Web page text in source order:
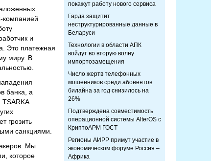
компанией
и
Это платежная
миру. В
банка, а
грозить
санкциями.
Мы
которое
покажут работу нового сервиса
Гарда защитит
неструктурированные данные в
Беларуси
Технологии в области АПК
войдут во вторую волну
импортозамещения
Число жертв телефонных
мошенников среди абонентов
билайна за год снизилось на
26%
Подтверждена совместимость
операционной системы AlterOS с
КриптоАРМ ГОСТ
Регионы АИРР примут участие в
экономическом форуме Россия –
Африка